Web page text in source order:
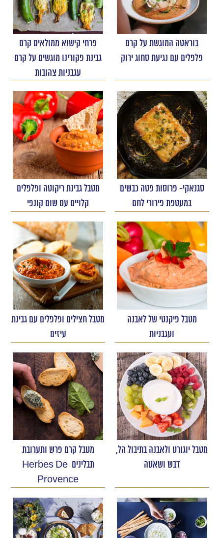
בוראטה המוגשת על קרם
פלפלים עם נגיעת סחוג ירוק
פרחי קישוא ממולאים קרם
גבינת פקורינו מוגשים על קרם
עגבניות צהובות
סגנאקי- פרוסות פטה כבשים
במעטפת פירורי לחם
מטבל גבינת ריקוטה ופלפלים
קלויים עם שום קונפי
מטבל פיקנטי של לאבנה
ועגבניות
מטבל חצילים ופלפלים עם גבינת
עיזים
מטבל יוגורט ולאבנה בתיבול הל,
דבש ושאטה
מטבל קרם פרש ותערובת
תבלינים Herbes De
Provence